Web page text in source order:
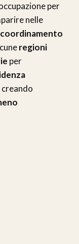
per
nelle
coordinamento
regioni
per
creando